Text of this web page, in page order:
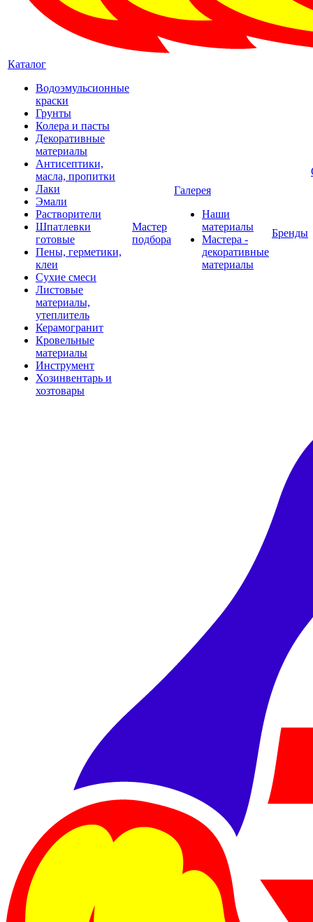
Каталог
Водоэмульсионные
краски
Грунты
Колера и пасты
Декоративные
материалы
Антисептики,
масла, пропитки
Лаки
Эмали
Растворители
Шпатлевки
готовые
Пены, герметики,
клеи
Сухие смеси
Листовые
материалы,
утеплитель
Керамогранит
Кровельные
материалы
Инструмент
Хозинвентарь и
хозтовары
Мастер
подбора
Галерея
Наши
материалы
Мастера -
декоративные
материалы
Бренды